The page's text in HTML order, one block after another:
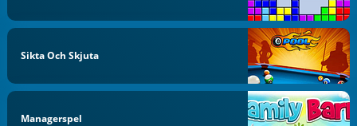
Sikta Och Skjuta
Managerspel